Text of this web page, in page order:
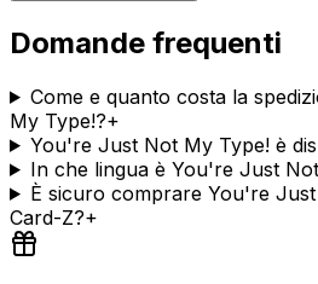
Domande frequenti
Come e quanto costa la
My Type!?+
You're Just Not My Type! è
In che lingua è You're Just
È sicuro comprare You're
Card-Z?+